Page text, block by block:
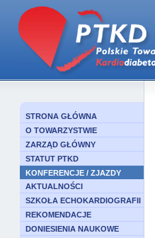
STRONA GŁÓWNA
O TOWARZYSTWIE
ZARZĄD GŁÓWNY
STATUT PTKD
KONFERENCJE / ZJAZDY
AKTUALNOŚCI
SZKOŁA ECHOKARDIOGRAFII
REKOMENDACJE
DONIESIENIA NAUKOWE